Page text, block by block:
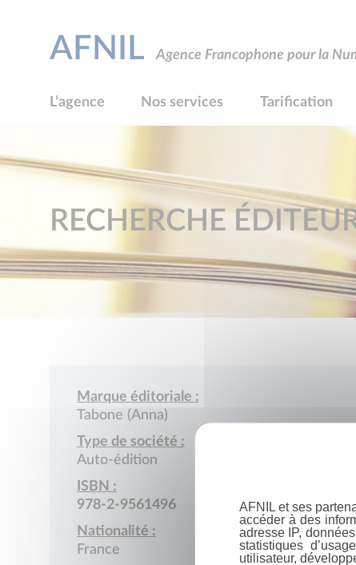
AFNIL Agence Francophone pour la
L’agence Nos services Tarification
RECHERCHE
Marque éditoriale :
Tabone (Anna)
Type de société :
Auto-édition
ISBN :
978-2-9561496
Nationalité :
France
AFNIL et ses
accéder à des
adresse IP,
statistiques
utilisateur,